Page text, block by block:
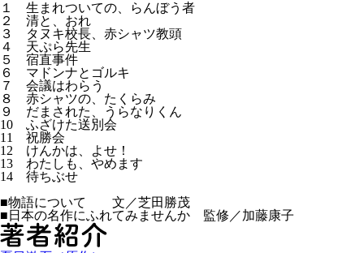
１ 生まれついての、らんぼう者
２ 清と、おれ
３ タヌキ校長、赤シャツ教頭
４ 天ぷら先生
５ 宿直事件
６ マドンナとゴルキ
７ 会議はわらう
８ 赤シャツの、たくらみ
９ だまされた、うらなりくん
10 ふざけた送別会
11 祝勝会
12 けんかは、よせ！
13 わたしも、やめます
14 待ちぶせ
■物語について 文／芝田勝茂
■日本の名作にふれてみませんか 監修／加藤康子